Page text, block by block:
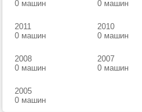
0 машин
0 машин
2011
0 машин
2010
0 машин
2008
0 машин
2007
0 машин
2005
0 машин